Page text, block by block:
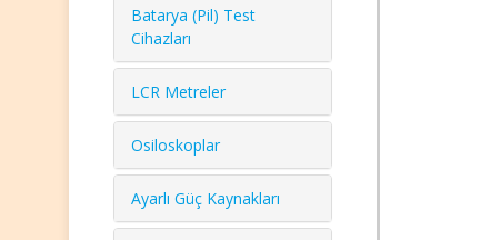
Batarya (Pil) Test
Cihazları
LCR Metreler
Osiloskoplar
Ayarlı Güç Kaynakları